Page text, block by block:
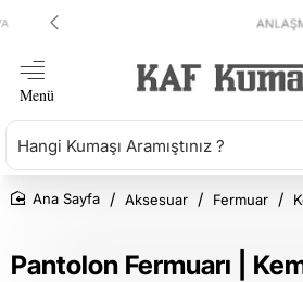
ANLAŞMALI KARGOMUZ
Pantolon Fermuarı |
Aksesuar Fermuar